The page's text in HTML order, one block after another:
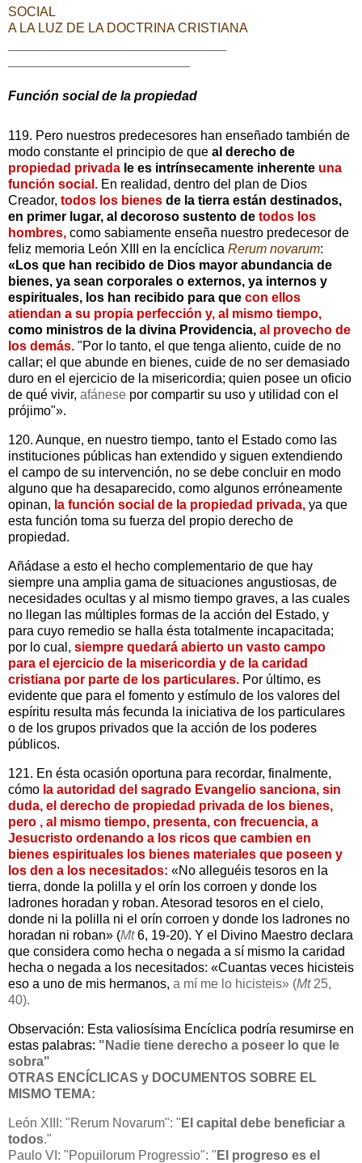
SOCIAL
A LA LUZ DE LA DOCTRINA CRISTIANA
Función social de la propiedad
119. Pero nuestros predecesores han enseñado también de
modo constante el principio de que al derecho de
propiedad privada le es intrínsecamente inherente una
función social. En realidad, dentro del plan de Dios
Creador, todos los bienes de la tierra están destinados,
en primer lugar, al decoroso sustento de todos los
hombres, como sabiamente enseña nuestro predecesor de
feliz memoria León XIII en la encíclica Rerum novarum:
«Los que han recibido de Dios mayor abundancia de
bienes, ya sean corporales o externos, ya internos y
espirituales, los han recibido para que con ellos
atiendan a su propia perfección y, al mismo tiempo,
como ministros de la divina Providencia, al provecho de
los demás. "Por lo tanto, el que tenga aliento, cuide de no
callar; el que abunde en bienes, cuide de no ser demasiado
duro en el ejercicio de la misericordia; quien posee un oficio
de qué vivir, afánese por compartir su uso y utilidad con el
prójimo"».
120. Aunque, en nuestro tiempo, tanto el Estado como las
instituciones públicas han extendido y siguen extendiendo
el campo de su intervención, no se debe concluir en modo
alguno que ha desaparecido, como algunos erróneamente
opinan, la función social de la propiedad privada, ya que
esta función toma su fuerza del propio derecho de
propiedad.
Añádase a esto el hecho complementario de que hay
siempre una amplia gama de situaciones angustiosas, de
necesidades ocultas y al mismo tiempo graves, a las cuales
no llegan las múltiples formas de la acción del Estado, y
para cuyo remedio se halla ésta totalmente incapacitada;
por lo cual, siempre quedará abierto un vasto campo
para el ejercicio de la misericordia y de la caridad
cristiana por parte de los particulares. Por último, es
evidente que para el fomento y estímulo de los valores del
espíritu resulta más fecunda la iniciativa de los particulares
o de los grupos privados que la acción de los poderes
públicos.
121. En ésta ocasión oportuna para recordar, finalmente,
cómo la autoridad del sagrado Evangelio sanciona, sin
duda, el derecho de propiedad privada de los bienes,
pero , al mismo tiempo, presenta, con frecuencia, a
Jesucristo ordenando a los ricos que cambien en
bienes espirituales los bienes materiales que poseen y
los den a los necesitados: «No alleguéis tesoros en la
tierra, donde la polilla y el orín los corroen y donde los
ladrones horadan y roban. Atesorad tesoros en el cielo,
donde ni la polilla ni el orín corroen y donde los ladrones no
horadan ni roban» (Mt6, 19-20). Y el Divino Maestro declara
que considera como hecha o negada a sí mismo la caridad
hecha o negada a los necesitados: «Cuantas veces hicisteis
eso a uno de mis hermanos, a mí me lo hicisteis» (Mt25,
40).
Observación: Esta valiosísima Encíclica podría resumirse en
estas palabras: "Nadie tiene derecho a poseer lo que le
sobra"
OTRAS ENCÍCLICAS y DOCUMENTOS SOBRE EL
MISMO TEMA:
León XIII: "Rerum Novarum": " El capital debe beneficiar a
todos."
Paulo VI: "Popuilorum Progressio": " El progreso es el